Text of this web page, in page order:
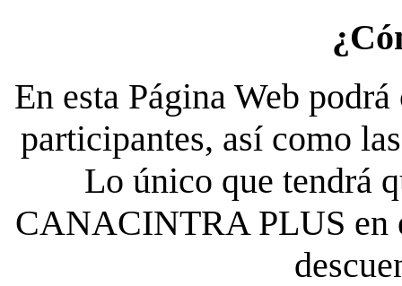
En esta Página Web
participantes, así como
Lo único que tendrá
CANACINTRA PLUS en